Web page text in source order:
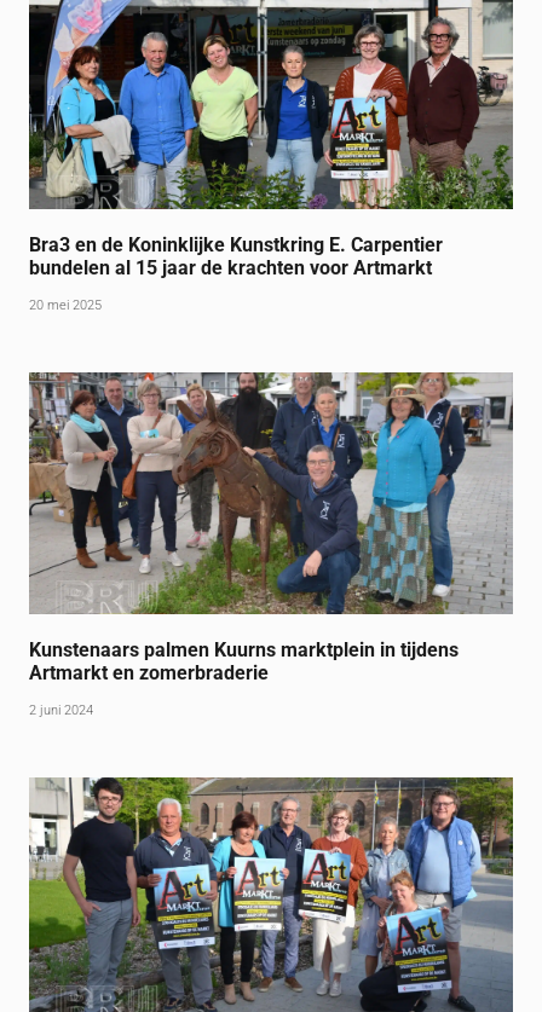
Bra3 en de Koninklijke Kunstkring E. Carpentier
bundelen al 15 jaar de krachten voor Artmarkt
20 mei 2025
Kunstenaars palmen Kuurns marktplein in tijdens
Artmarkt en zomerbraderie
2 juni 2024